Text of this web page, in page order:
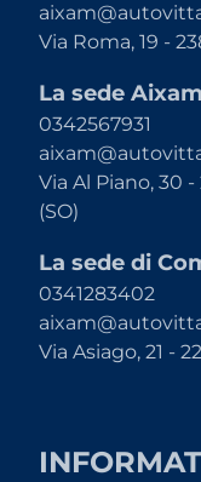
Via Roma, 19 -
La sede
0342567931
Via Al Piano, 30
(SO)
La sede di
0341283402
Via Asiago, 21 -